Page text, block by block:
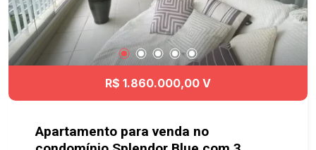
aptolocaçãoSJC JardimAquarius aceitapet
elevador
R$ 1.860.000,00 V
Apartamento para venda no